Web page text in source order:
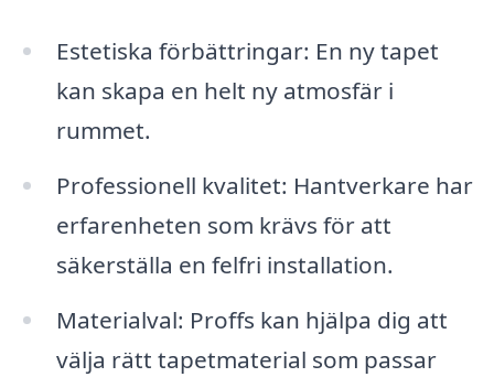
Estetiska förbättringar: En ny tapet
kan skapa en helt ny atmosfär i
rummet.
Professionell kvalitet: Hantverkare har
erfarenheten som krävs för att
säkerställa en felfri installation.
Materialval: Proffs kan hjälpa dig att
välja rätt tapetmaterial som passar